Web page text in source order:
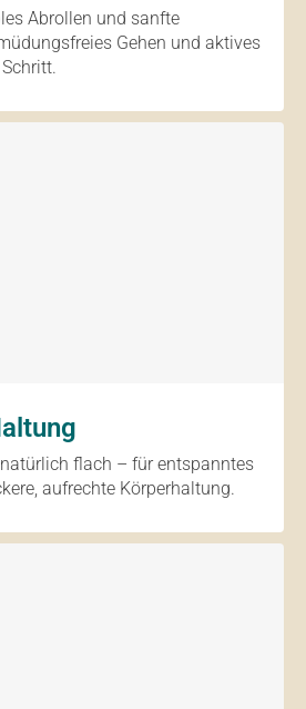
Abrollen und sanfte
Gehen und aktives
flach – für entspanntes
aufrechte Körperhaltung.